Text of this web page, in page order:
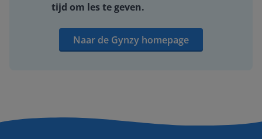
tijd om les te geven.
Naar de Gynzy homepage